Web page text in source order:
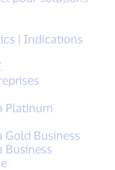
| Indications
Platinum
Gold Business
Business